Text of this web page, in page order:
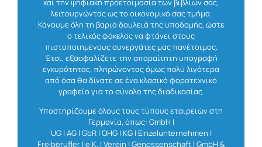
και την ψηφιακή προετοιμασία των βιβλίων σας,
λειτουργώντας ως το οικονομικό σας τμήμα.
Κάνουμε όλη τη βαριά δουλειά της υποδομής, ώστε
ο τελικός φάκελος να φτάνει στους
πιστοποιημένους συνεργάτες μας πανέτοιμος.
Έτσι, εξασφαλίζετε την απαραίτητη υπογραφή
εγκυρότητας, πληρώνοντας όμως πολύ λιγότερα
από όσα θα δίνατε σε ένα κλασικό φοροτεχνικό
γραφείο για το σύνολο της διαδικασίας.
Υποστηρίζουμε όλους τους τύπους εταιρειών στη
Γερμανία, όπως: GmbH |
UG | AG | GbR | OHG | KG | Einzelunternehmen |
Freiberufler | e.K. | Verein | Genossenschaft | GmbH &